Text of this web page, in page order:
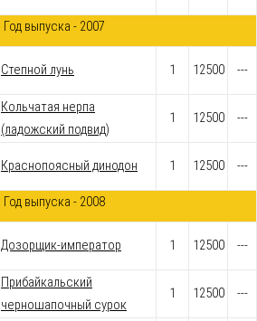
Год выпуска - 2007
Степной лунь 1 12500 ---
Кольчатая нерпа
(ладожский подвид)
1 12500 ---
Краснопоясный динодон 1 12500 ---
Год выпуска - 2008
Дозорщик-император 1 12500 ---
Прибайкальский
черношапочный сурок
1 12500 ---